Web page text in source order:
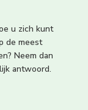
u zich kunt
de meest
Neem dan
antwoord.